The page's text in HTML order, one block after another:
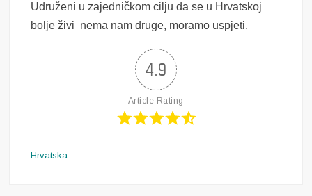
Udruženi u zajedničkom cilju da se u Hrvatskoj
bolje živi nema nam druge, moramo uspjeti.
4.9
Article Rating
Hrvatska